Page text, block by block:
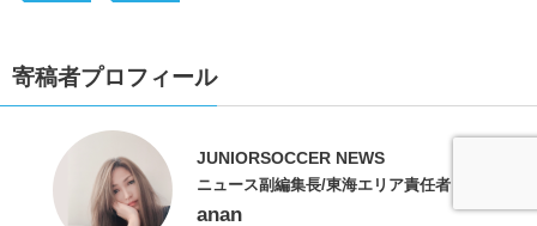
寄稿者プロフィール
JUNIORSOCCER NEWS
ニュース副編集長/東海エリア責任者
anan